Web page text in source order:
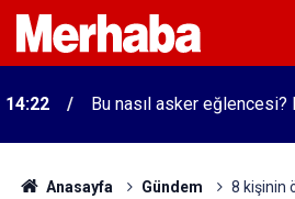
14:22 Bu nasıl asker
Anasayfa Gündem
8 kişinin